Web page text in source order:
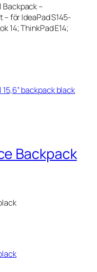
Backpack –
– för IdeaPad S145-
14; ThinkPad E14;
backpack black
Backpack